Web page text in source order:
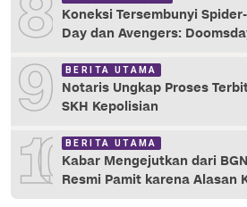
8
Koneksi Tersembunyi
Day dan Avengers:
9 BERITA UTAMA
Notaris Ungkap Proses
SKH Kepolisian
10 BERITA UTAMA
Kabar Mengejutkan dari
Resmi Pamit karena Alasan